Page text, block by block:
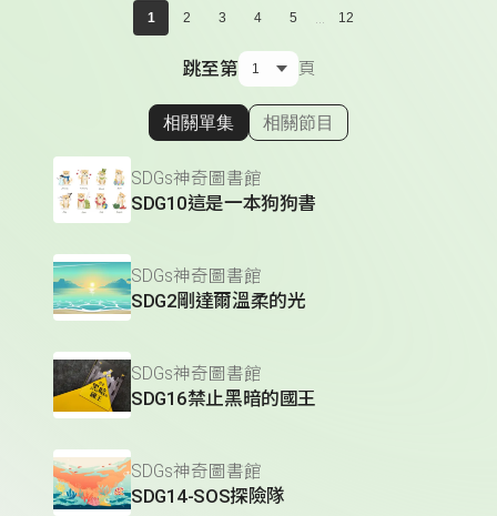
1 2 3 4 5 ... 12
跳至第 頁
顯示相關單集
相關單集 相關節目
SDGs神奇圖書館
SDG10這是一本狗狗書
SDGs神奇圖書館
SDG2剛達爾溫柔的光
SDGs神奇圖書館
SDG16禁止黑暗的國王
SDGs神奇圖書館
SDG14-SOS探險隊